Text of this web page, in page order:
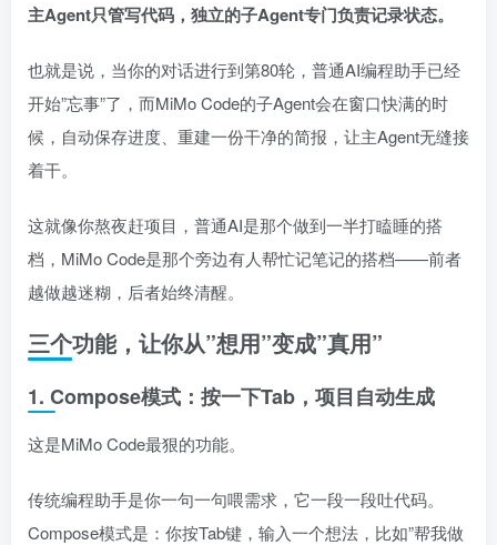
主Agent只管写代码，独立的子Agent专门负责记录状态。
也就是说，当你的对话进行到第80轮，普通AI编程助手已经
开始”忘事”了，而MiMo Code的子Agent会在窗口快满的时
候，自动保存进度、重建一份干净的简报，让主Agent无缝接
着干。
这就像你熬夜赶项目，普通AI是那个做到一半打瞌睡的搭
档，MiMo Code是那个旁边有人帮忙记笔记的搭档——前者
越做越迷糊，后者始终清醒。
三个功能，让你从”想用”变成”真用”
1. Compose模式：按一下Tab，项目自动生成
这是MiMo Code最狠的功能。
传统编程助手是你一句一句喂需求，它一段一段吐代码。
Compose模式是：你按Tab键，输入一个想法，比如”帮我做